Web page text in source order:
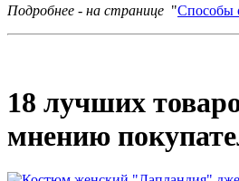
Подробнее - на странице "Способы
18 лучших
мнению